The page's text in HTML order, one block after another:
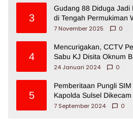
3
Gudang 88 Diduga Jadi
di Tengah Permukiman
7 November 2025
0
4
Mencurigakan, CCTV
Sabu KJ Disita Oknum
24 Januari 2024
0
5
Pemberitaan Pungli
Kapolda Sulsel
7 September 2024
0